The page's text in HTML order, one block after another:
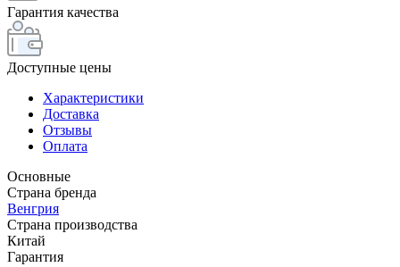
Гарантия качества
Доступные цены
Характеристики
Доставка
Отзывы
Оплата
Основные
Страна бренда
Венгрия
Страна производства
Китай
Гарантия